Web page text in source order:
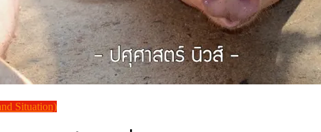
Situation)